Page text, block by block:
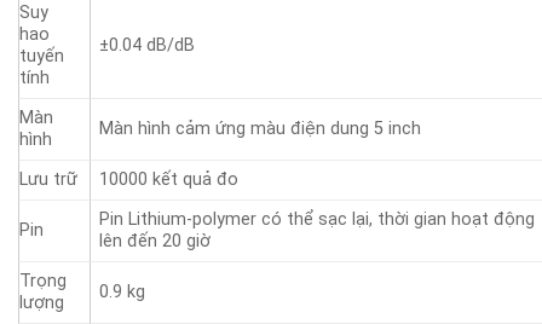
Suy
hao
tuyến
tính
±0.04 dB/dB
Màn
hình
Màn hình cảm ứng màu điện dung 5 inch
Lưu trữ 10000 kết quả đo
Pin
Pin Lithium-polymer có thể sạc lại, thời gian hoạt động
lên đến 20 giờ
Trọng
lượng
0.9 kg